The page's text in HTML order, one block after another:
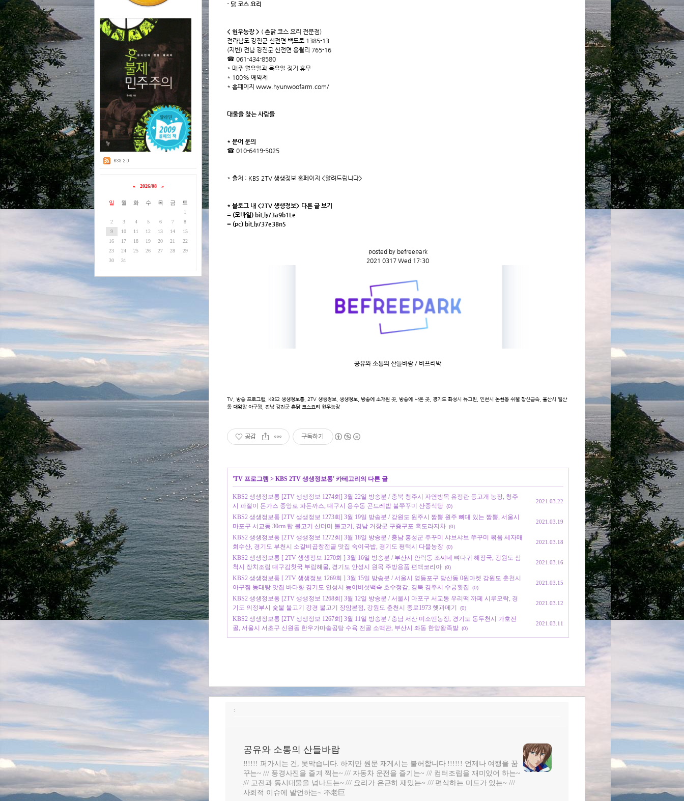
« 2026/08 »
일 월 화 수 목 금 토
1
2
3 4 5 6 7
8
9
10 11 12 13 14
15
16
17 18 19 20 21
22
23
24 25 26 27 28
29
30
31
- 닭 코스 요리
< 현우농장 > ( 촌닭 코스 요리 전문점)
전라남도 강진군 신전면 백도로 1385-13
(지번) 전남 강진군 신전면 용월리 765-16
☎ 061-434-8580
* 매주 월요일과 목요일 정기 휴무
* 100% 예약제
* 홈페이지 www.hyunwoofarm.com/
대물을 찾는 사람들
* 문어 문의
☎ 010-6419-5025
* 출처 : KBS 2TV 생생정보 홈페이지 <알려드립니다>
* 블로그 내 <2TV 생생정보> 다른 글 보기
= (모바일) bit.ly/3a9b1Le
= (pc) bit.ly/37e3BnS
posted by befreepark
2021 0317 Wed 17:30
공유와 소통의 산들바람 / 비프리박
TV, 방송 프로그램, KBS2 생생정보통, 2TV 생생정보, 생생정보, 방송에 소개된 곳, 방송에 나온 곳, 경기도 화성시 뉴그린, 인천시 논현동 쉬젤 창신금속, 울산시 일산
동 대왕암 아구찜, 전남 강진군 촌닭 코스요리 현우농장
공감 구독하기
'TV 프로그램 > KBS 2TV 생생정보통' 카테고리의 다른 글
KBS2 생생정보통 [2TV 생생정보 1274회] 3월 22일 방송분 / 충북 청주시 자연방목 유정란 등고개 농장, 청주
시 파절이 돈가스 중앙로 파돈까스, 대구시 용수동 곤드레밥 불쭈꾸미 산중식당 (0)
2021.03.22
KBS2 생생정보통 [2TV 생생정보 1273회] 3월 19일 방송분 / 강원도 원주시 짬뽕 원주 뼈대 있는 짬뽕, 서울시
마포구 서교동 30cm 탑 불고기 산더미 불고기, 경남 거창군 구증구포 흑도라지차 (0)
2021.03.19
KBS2 생생정보통 [2TV 생생정보 1272회] 3월 18일 방송분 / 충남 홍성군 주꾸미 샤브샤브 쭈꾸미 볶음 세자매
회수산, 경기도 부천시 소갈비곱창전골 맛집 숙이국밥, 경기도 평택시 다믈농장 (0)
2021.03.18
KBS2 생생정보통 [ 2TV 생생정보 1270회 ] 3월 16일 방송분 / 부산시 안락동 조씨네 뼈다귀 해장국, 강원도 삼
척시 장치조림 대구김칫국 부림해물, 경기도 안성시 원목 주방용품 편백코리아 (0)
2021.03.16
KBS2 생생정보통 [ 2TV 생생정보 1269회 ] 3월 15일 방송분 / 서울시 영등포구 당산동 0원마켓 강원도 춘천시
아구찜 동태탕 맛집 바다향 경기도 안성시 능이버섯백숙 호수정감, 경북 경주시 수궁횟집
(0)
2021.03.15
KBS2 생생정보통 [2TV 생생정보 1268회] 3월 12일 방송분 / 서울시 마포구 서교동 우리떡 까페 시루모락, 경
기도 의정부시 숯불 불고기 강경 불고기 장암본점, 강원도 춘천시 종로1973 햇과메기
(0)
2021.03.12
KBS2 생생정보통 [2TV 생생정보 1267회] 3월 11일 방송분 / 충남 서산 미소띤농장, 경기도 동두천시 가호전
골, 서울시 서초구 신원동 한우가마솥곰탕 수육 전골 소백관, 부산시 좌동 한양왕족발 (0)
2021.03.11
:
공유와 소통의 산들바람
!!!!!! 퍼가시는 건, 못막습니다. 하지만 원문 재게시는 불허합니다 !!!!!! 언제나 여행을 꿈
꾸는~ /// 풍경사진을 즐겨 찍는~ /// 자동차 운전을 즐기는~ /// 컴터조립을 재미있어 하는~
/// 고전과 동시대물을 넘나드는~ /// 요리가 은근히 재밌는~ /// 편식하는 미드가 있는~ ///
사회적 이슈에 발언하는~ 不老巨